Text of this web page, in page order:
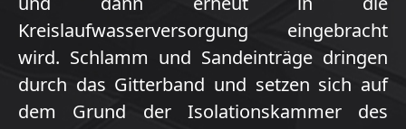
Kreislaufwasserversorgung eingebracht
wird. Schlamm und Sandeinträge dringen
durch das Gitterband und setzen sich auf
dem Grund der Isolationskammer des